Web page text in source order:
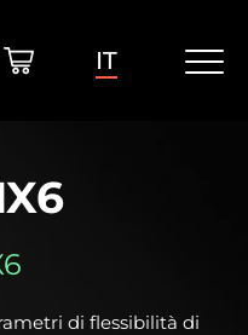
IT
di flessibilità di